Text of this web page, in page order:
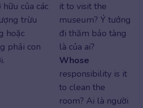
hữu của các
trừu
hoặc
phải con
it to visit the
museum? Ý tưởng
đi thăm bảo tàng
là của ai?
Whose
responsibility is it
to clean the
room? Ai là người